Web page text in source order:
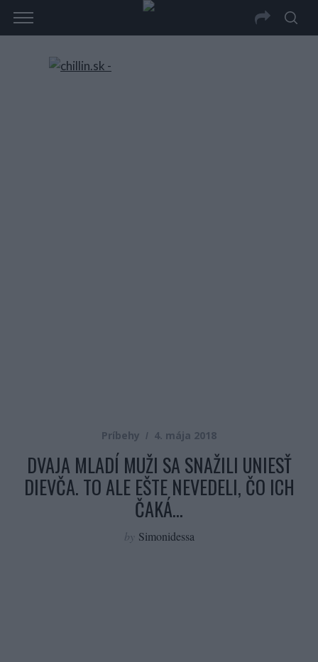
Príbehy 4. mája 2018
DVAJA MLADÍ MUŽI SA SNAŽILI UNIESŤ
DIEVČA. TO ALE EŠTE NEVEDELI, ČO ICH
ČAKÁ…
by Simonidessa